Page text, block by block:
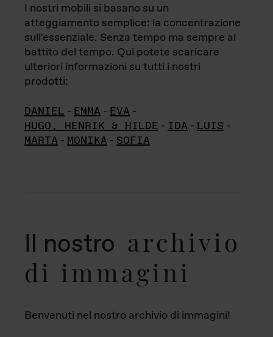
I nostri mobili si basano su un
atteggiamento semplice: la concentrazione
sull'essenziale. Senza tempo ma sempre al
battito del tempo. Qui potete scaricare
ulteriori informazioni su tutti i nostri
prodotti:
DANIEL - EMMA - EVA -
HUGO, HENRIK & HILDE - IDA - LUIS -
MARTA - MONIKA - SOFIA
Il nostro archivio
di immagini
Benvenuti nel nostro archivio di immagini!